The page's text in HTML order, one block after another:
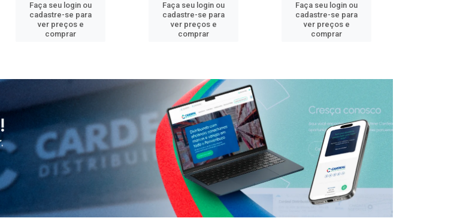
Faça seu login ou
cadastre-se para
ver preços e
comprar
Faça seu login ou
cadastre-se para
ver preços e
comprar
Faça seu login ou
cadastre-se para
ver preços e
comprar